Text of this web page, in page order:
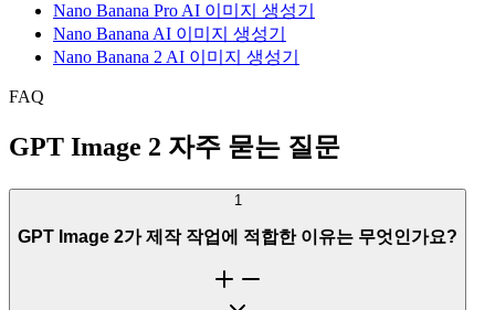
Nano Banana Pro AI 이미지 생성기
Nano Banana AI 이미지 생성기
Nano Banana 2 AI 이미지 생성기
FAQ
GPT Image 2 자주 묻는 질문
1
GPT Image 2가 제작 작업에 적합한 이유는 무엇인가요?